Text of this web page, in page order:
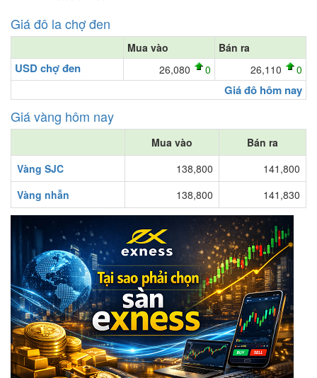
Giá đô la chợ đen
Mua vào Bán ra
USD chợ đen 26,080 0 26,110 0
Giá đô hôm nay
Giá vàng hôm nay
Mua vào
Bán ra
Vàng SJC
138,800
141,800
Vàng nhẫn
138,800 141,830